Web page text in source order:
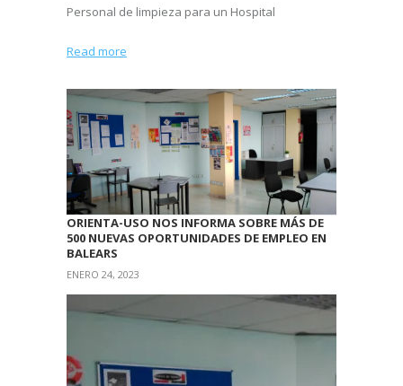
Personal de limpieza para un Hospital
Read more
ORIENTA-USO NOS INFORMA SOBRE MÁS DE
500 NUEVAS OPORTUNIDADES DE EMPLEO EN
BALEARS
ENERO 24, 2023